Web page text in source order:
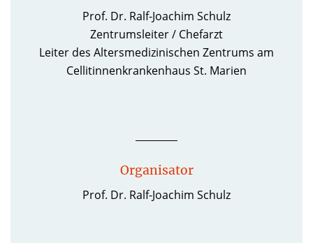
Prof. Dr. Ralf-Joachim Schulz
Zentrumsleiter / Chefarzt
Leiter des Altersmedizinischen Zentrums am
Cellitinnenkrankenhaus St. Marien
Organisator
Prof. Dr. Ralf-Joachim Schulz